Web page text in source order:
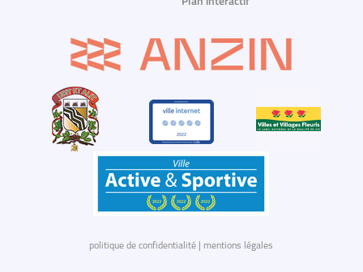
politique de confidentialité mentions légales